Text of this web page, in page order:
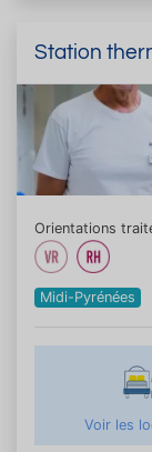
Station
Orientations
Midi-Pyrénées
Voir les